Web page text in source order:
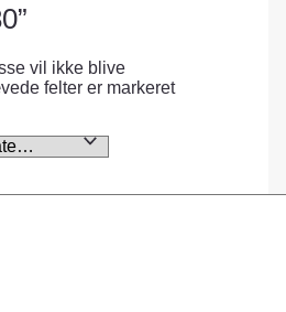
vil ikke blive
felter er markeret